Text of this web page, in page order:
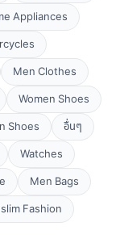
Appliances
Men Clothes
Women Shoes
Shoes
อื่นๆ
Watches
Men Bags
Fashion